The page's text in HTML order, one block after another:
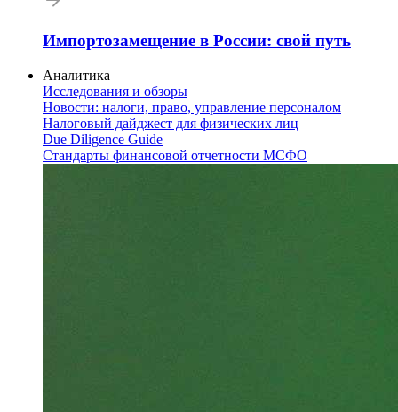
Импортозамещение в России: свой путь
Аналитика
Исследования и обзоры
Новости: налоги, право, управление персоналом
Налоговый дайджест для физических лиц
Due Diligence Guide
Стандарты финансовой отчетности МСФО